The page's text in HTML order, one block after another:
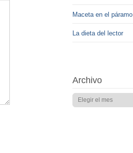
Maceta en el páramo
La dieta del lector
Archivo